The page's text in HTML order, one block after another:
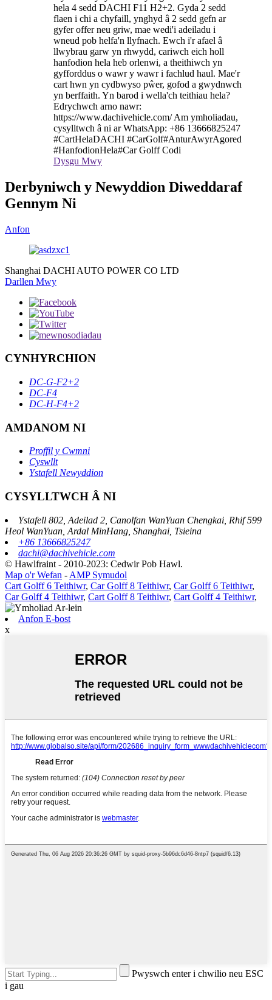
hela 4 sedd DACHI F11 H2+2. Gyda 2 sedd
flaen i chi a chyfaill, ynghyd â 2 sedd gefn ar
gyfer offer neu griw, mae wedi'i adeiladu i
wneud pob helfa'n llyfnach. Ewch i'r afael â
llwybrau garw yn rhwydd, cariwch eich holl
hanfodion hela heb orlenwi, a theithiwch yn
gyfforddus o wawr y wawr i fachlud haul. Mae'r
cart hwn yn cydbwyso pŵer, gofod a gwydnwch
yn berffaith. Yn barod i wella'ch teithiau hela?
Edrychwch arno nawr:
https://www.dachivehicle.com/ Am ymholiadau,
cysylltwch â ni ar WhatsApp: +86 13666825247
#CartHelaDACHI #CarGolf#AnturAwyrAgored
#HanfodionHela#Car Golff Codi
Dysgu Mwy
Derbyniwch y Newyddion Diweddaraf
Gennym Ni
Anfon
Shanghai DACHI AUTO POWER CO LTD
Darllen Mwy
CYNHYRCHION
DC-G-F2+2
DC-F4
DC-H-F4+2
AMDANOM NI
Proffil y Cwmni
Cyswllt
Ystafell Newyddion
CYSYLLTWCH Â NI
Ystafell 802, Adeilad 2, Canolfan WanYuan Chengkai, Rhif 599
Heol WanYuan, Ardal MinHang, Shanghai, Tsieina
+86 13666825247
dachi@dachivehicle.com
© Hawlfraint - 2010-2023: Cedwir Pob Hawl.
Map o'r Wefan - AMP Symudol
Cart Golff 6 Teithiwr, Car Golff 8 Teithiwr, Car Golff 6 Teithiwr,
Car Golff 4 Teithiwr, Cart Golff 8 Teithiwr, Cart Golff 4 Teithiwr,
Anfon E-bost
x
Pwyswch enter i chwilio neu ESC
i gau